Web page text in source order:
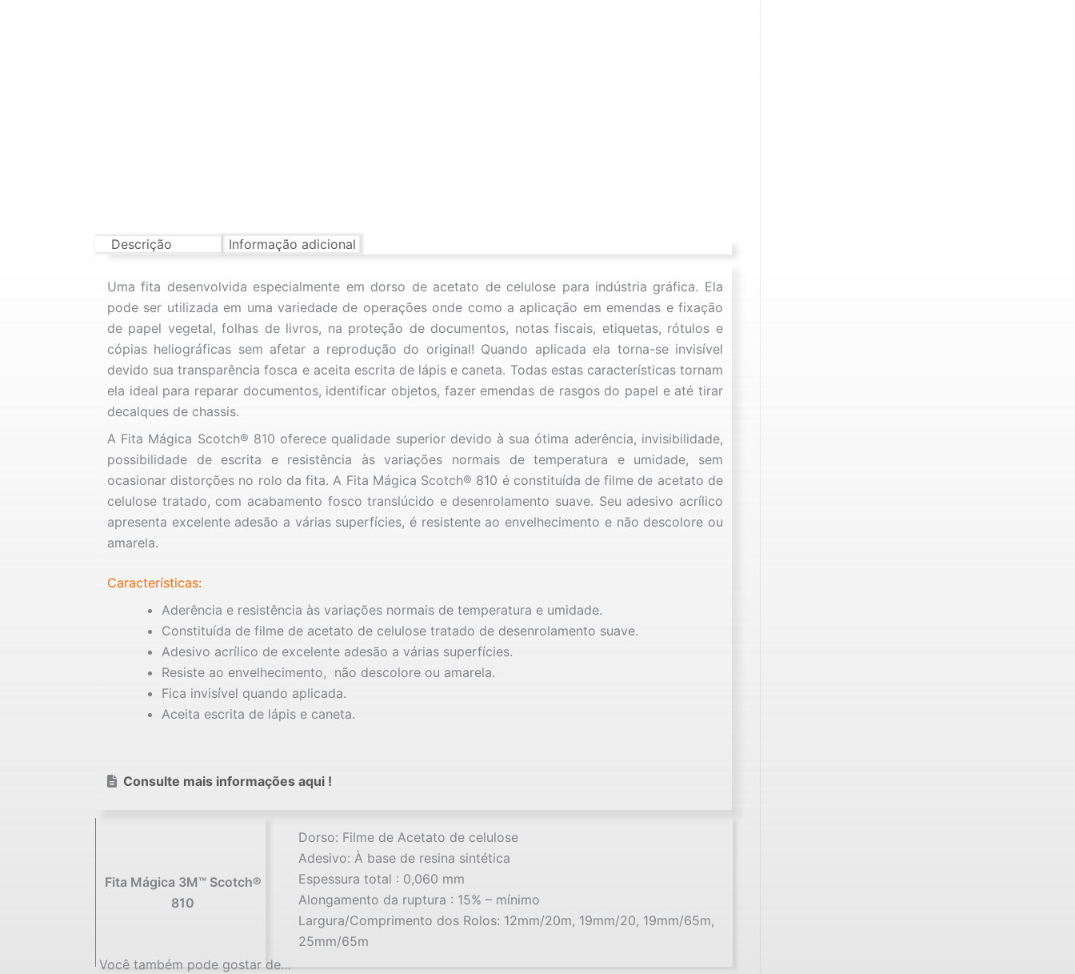
Descrição Informação adicional
Uma fita desenvolvida especialmente em dorso de acetato de celulose para indústria gráfica. Ela
pode ser utilizada em uma variedade de operações onde como a aplicação em emendas e fixação
de papel vegetal, folhas de livros, na proteção de documentos, notas fiscais, etiquetas, rótulos e
cópias heliográficas sem afetar a reprodução do original! Quando aplicada ela torna-se invisível
devido sua transparência fosca e aceita escrita de lápis e caneta. Todas estas características tornam
ela ideal para reparar documentos, identificar objetos, fazer emendas de rasgos do papel e até tirar
decalques de chassis.
A Fita Mágica Scotch® 810 oferece qualidade superior devido à sua ótima aderência, invisibilidade,
possibilidade de escrita e resistência às variações normais de temperatura e umidade, sem
ocasionar distorções no rolo da fita. A Fita Mágica Scotch® 810 é constituída de filme de acetato de
celulose tratado, com acabamento fosco translúcido e desenrolamento suave. Seu adesivo acrílico
apresenta excelente adesão a várias superfícies, é resistente ao envelhecimento e não descolore ou
amarela.
Características:
Aderência e resistência às variações normais de temperatura e umidade.
Constituída de filme de acetato de celulose tratado de desenrolamento suave.
Adesivo acrílico de excelente adesão a várias superfícies.
Resiste ao envelhecimento, não descolore ou amarela.
Fica invisível quando aplicada.
Aceita escrita de lápis e caneta.
Consulte mais informações aqui !
Fita Mágica 3M™ Scotch®
810
Dorso: Filme de Acetato de celulose
Adesivo: À base de resina sintética
Espessura total : 0,060 mm
Alongamento da ruptura : 15% – mínimo
Largura/Comprimento dos Rolos: 12mm/20m, 19mm/20, 19mm/65m,
25mm/65m
Você também pode gostar de…